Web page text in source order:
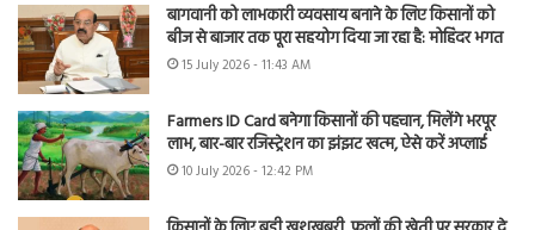
बागवानी को लाभकारी व्यवसाय बनाने के लिए किसानों को
बीज से बाजार तक पूरा सहयोग दिया जा रहा है: मोहिंदर भगत
15 July 2026 - 11:43 AM
Farmers ID Card बनेगा किसानों की पहचान, मिलेंगे भरपूर
लाभ, बार-बार रजिस्ट्रेशन का झंझट खत्म, ऐसे करें अप्लाई
10 July 2026 - 12:42 PM